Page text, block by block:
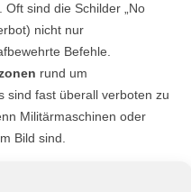
sind die Schilder „No
nicht nur
Befehle.
rund um
sind fast überall verboten zu
Militärmaschinen oder
Bild sind.